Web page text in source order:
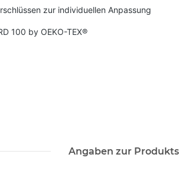
zur individuellen Anpassung
100 by OEKO-TEX®
Angaben zur
Trinkflasche 5010
Wunschnamen
€ -14,99 €*
10x T-
Premium